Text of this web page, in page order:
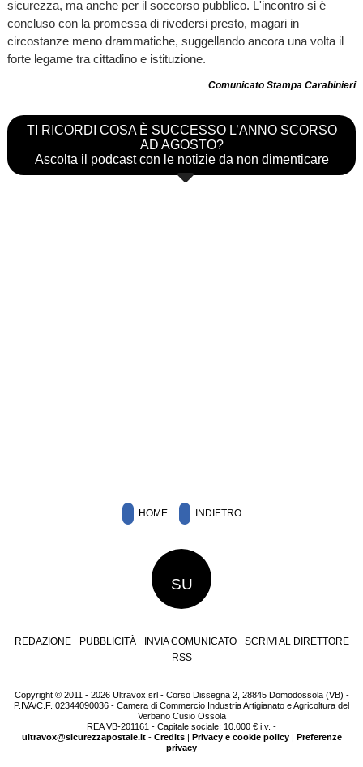
sicurezza, ma anche per il soccorso pubblico. L'incontro si è
concluso con la promessa di rivedersi presto, magari in
circostanze meno drammatiche, suggellando ancora una volta il
forte legame tra cittadino e istituzione.
Comunicato Stampa Carabinieri
TI RICORDI COSA È SUCCESSO L’ANNO SCORSO
AD AGOSTO?
Ascolta il podcast con le notizie da non dimenticare
HOME INDIETRO
SU
REDAZIONE PUBBLICITÀ INVIA COMUNICATO
SCRIVI AL DIRETTORE
RSS
Copyright © 2011 - 2026 Ultravox srl - Corso Dissegna 2, 28845 Domodossola (VB) -
P.IVA/C.F. 02344090036 - Camera di Commercio Industria Artigianato e Agricoltura del
Verbano Cusio Ossola
REA VB-201161 - Capitale sociale: 10.000 € i.v. -
ultravox@sicurezzapostale.it- Credits| Privacy e cookie policy| Preferenze
privacy